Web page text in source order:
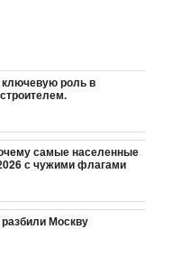
роль в
самые населенные
с чужими флагами
Москву